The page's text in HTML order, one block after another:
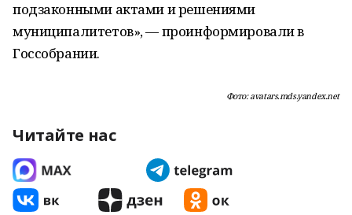
подзаконными актами и решениями
муниципалитетов», — проинформировали в
Госсобрании.
Фото: avatars.mds.yandex.net
Читайте нас